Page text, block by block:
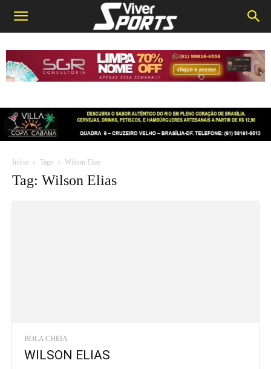
Início Tags Wilson Elias
Tag: Wilson Elias
BOLA CHEIA
WILSON ELIAS